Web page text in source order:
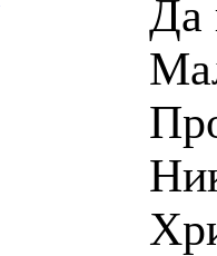
Да